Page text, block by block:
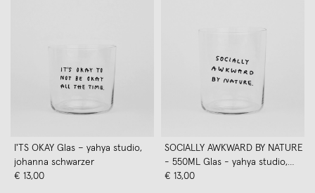
I'TS OKAY Glas – yahya studio,
johanna schwarzer
€ 13,00
SOCIALLY AWKWARD BY NATURE
- 550ML Glas - yahya studio,
johanna schwarzer
€ 13,00